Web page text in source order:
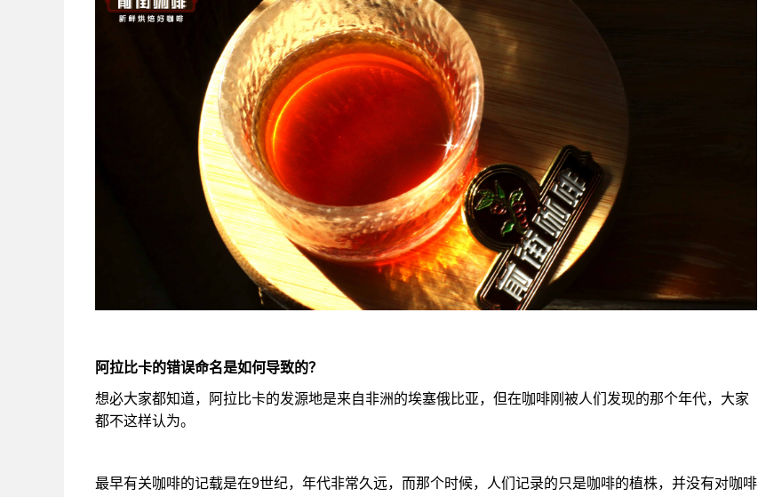
阿拉比卡的错误命名是如何导致的？
想必大家都知道，阿拉比卡的发源地是来自非洲的埃塞俄比亚，但在咖啡刚被人们发现的那个年代，大家
都不这样认为。
最早有关咖啡的记载是在9世纪，年代非常久远，而那个时候，人们记录的只是咖啡的植株，并没有对咖啡